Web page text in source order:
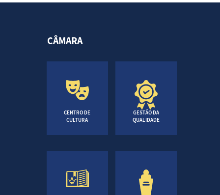
CÂMARA
CENTRO DE
CULTURA
GESTÃO DA
QUALIDADE